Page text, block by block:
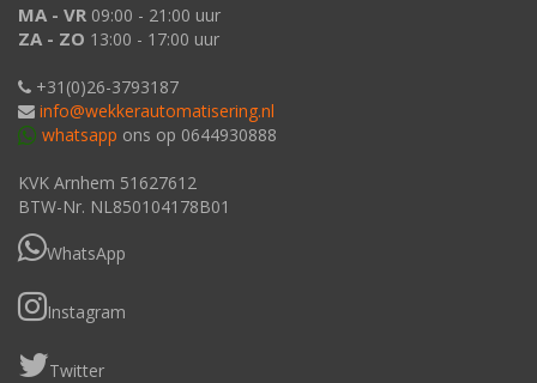
MA - VR 09:00 - 21:00 uur
ZA - ZO 13:00 - 17:00 uur
+31(0)26-3793187
info@wekkerautomatisering.nl
whatsapp ons op 0644930888
KVK Arnhem 51627612
BTW-Nr. NL850104178B01
WhatsApp
Instagram
Twitter